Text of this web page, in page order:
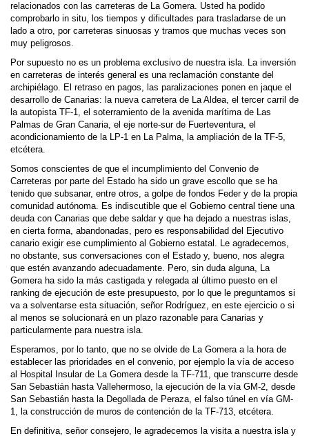
relacionados con las carreteras de La Gomera. Usted ha podido
comprobarlo in situ, los tiempos y dificultades para trasladarse de un
lado a otro, por carreteras sinuosas y tramos que muchas veces son
muy peligrosos.
Por supuesto no es un problema exclusivo de nuestra isla. La inversión
en carreteras de interés general es una reclamación constante del
archipiélago. El retraso en pagos, las paralizaciones ponen en jaque el
desarrollo de Canarias: la nueva carretera de La Aldea, el tercer carril de
la autopista TF-1, el soterramiento de la avenida marítima de Las
Palmas de Gran Canaria, el eje norte-sur de Fuerteventura, el
acondicionamiento de la LP-1 en La Palma, la ampliación de la TF-5,
etcétera.
Somos conscientes de que el incumplimiento del Convenio de
Carreteras por parte del Estado ha sido un grave escollo que se ha
tenido que subsanar, entre otros, a golpe de fondos Feder y de la propia
comunidad autónoma. Es indiscutible que el Gobierno central tiene una
deuda con Canarias que debe saldar y que ha dejado a nuestras islas,
en cierta forma, abandonadas, pero es responsabilidad del Ejecutivo
canario exigir ese cumplimiento al Gobierno estatal. Le agradecemos,
no obstante, sus conversaciones con el Estado y, bueno, nos alegra
que estén avanzando adecuadamente. Pero, sin duda alguna, La
Gomera ha sido la más castigada y relegada al último puesto en el
ranking de ejecución de este presupuesto, por lo que le preguntamos si
va a solventarse esta situación, señor Rodríguez, en este ejercicio o si
al menos se solucionará en un plazo razonable para Canarias y
particularmente para nuestra isla.
Esperamos, por lo tanto, que no se olvide de La Gomera a la hora de
establecer las prioridades en el convenio, por ejemplo la vía de acceso
al Hospital Insular de La Gomera desde la TF-711, que transcurre desde
San Sebastián hasta Vallehermoso, la ejecución de la vía GM-2, desde
San Sebastián hasta la Degollada de Peraza, el falso túnel en vía GM-
1, la construcción de muros de contención de la TF-713, etcétera.
En definitiva, señor consejero, le agradecemos la visita a nuestra isla y